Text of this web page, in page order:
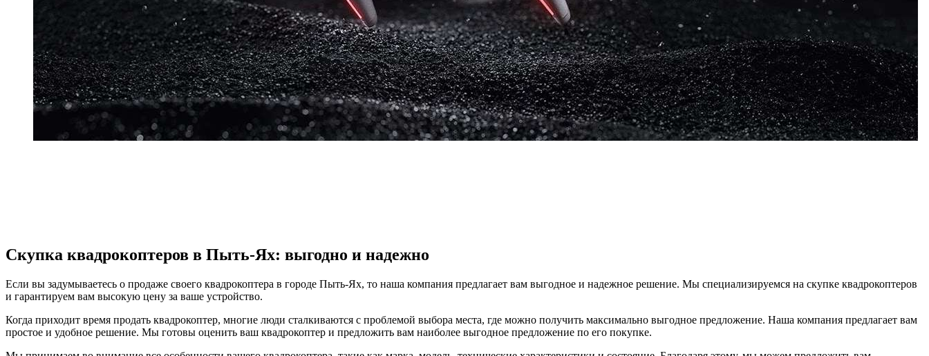
Скупка квадрокоптеров в Пыть-Ях: выгодно и надежно
Если вы задумываетесь о продаже своего квадрокоптера в городе Пыть-Ях, то наша компания предлагает вам выгодное и надежное решение. Мы специализируемся на скупке квадрокоптеров
и гарантируем вам высокую цену за ваше устройство.
Когда приходит время продать квадрокоптер, многие люди сталкиваются с проблемой выбора места, где можно получить максимально выгодное предложение. Наша компания предлагает вам
простое и удобное решение. Мы готовы оценить ваш квадрокоптер и предложить вам наиболее выгодное предложение по его покупке.